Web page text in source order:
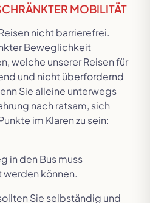
MOBILITÄT
nicht barrierefrei.
Beweglichkeit
welche unserer Reisen für
und nicht überfordernd
Sie alleine unterwegs
nach ratsam, sich
im Klaren zu sein:
in den Bus muss
können.
Sie selbständig und